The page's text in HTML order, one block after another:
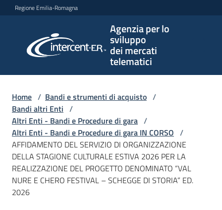
Vai al contenuto
Vai alla navigazione
Vai al footer
Regione Emilia-Romagna
Agenzia per lo
sviluppo
dei mercati
telematici
per lo
sviluppo
telematici
L'Agenzia
Bandi
e
Home / Bandi e strumenti di acquisto /
Bandi altri Enti /
Altri Enti - Bandi e Procedure di gara /
Altri Enti - Bandi e Procedure di gara IN CORSO /
AFFIDAMENTO DEL SERVIZIO DI ORGANIZZAZIONE
DELLA STAGIONE CULTURALE ESTIVA 2026 PER LA
REALIZZAZIONE DEL PROGETTO DENOMINATO “VAL
NURE E CHERO FESTIVAL – SCHEGGE DI STORIA” ED.
2026